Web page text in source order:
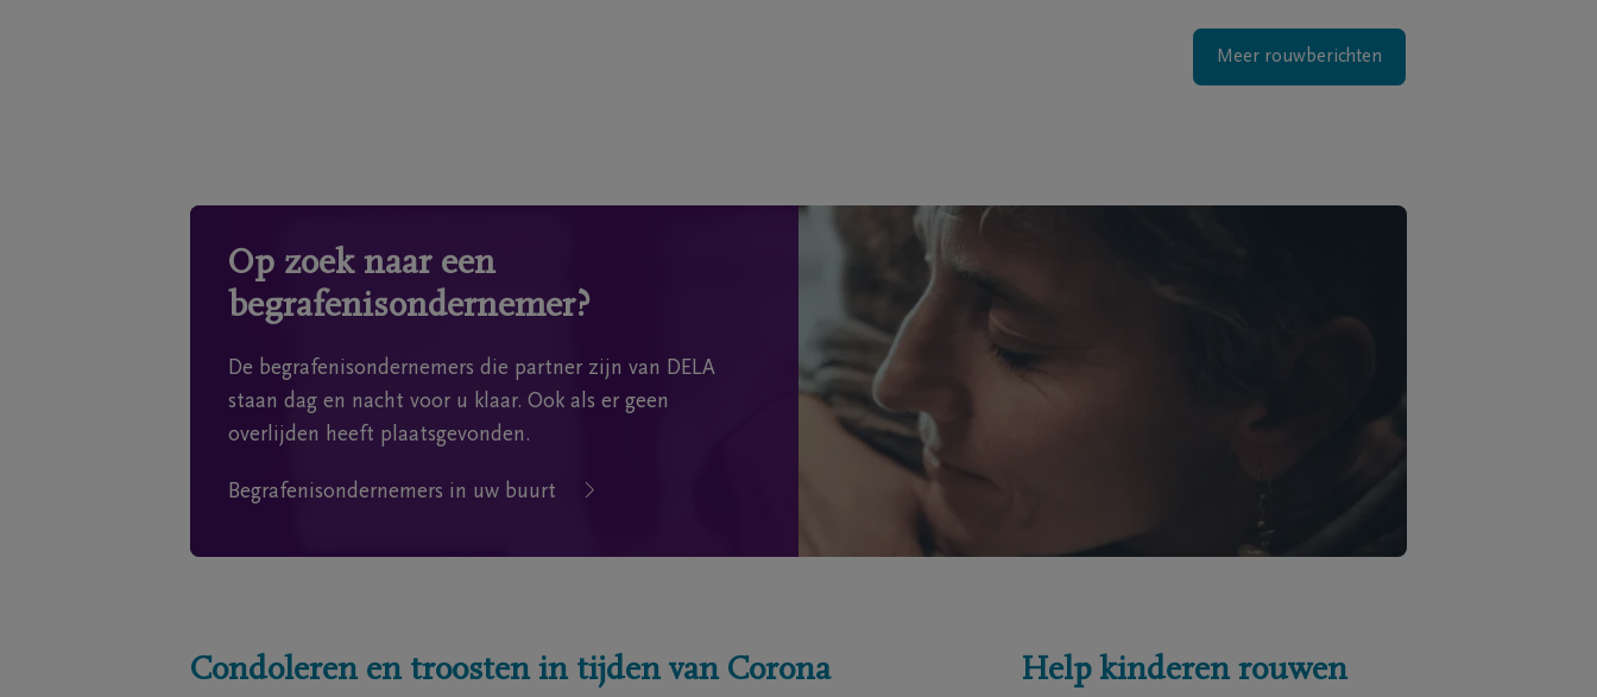
Meer rouwberichten
Op zoek naar een
begrafenisondernemer?
De begrafenisondernemers die partner zijn van DELA
staan dag en nacht voor u klaar. Ook als er geen
overlijden heeft plaatsgevonden.
Begrafenisondernemers in uw buurt
Condoleren en troosten in tijden van Corona Help kinderen rouwen